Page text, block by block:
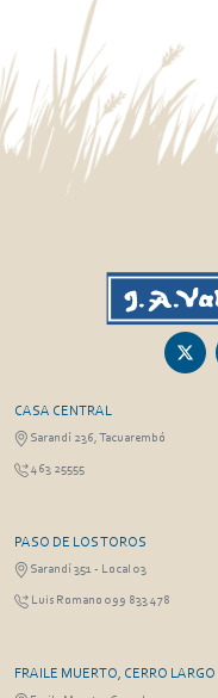
CASA CENTRAL
Sarandí 236, Tacuarembó
463 25555
PASO DE LOS TOROS
Sarandí 351 - Local 03
Luis Romano 099 833 478
FRAILE MUERTO, CERRO LARGO